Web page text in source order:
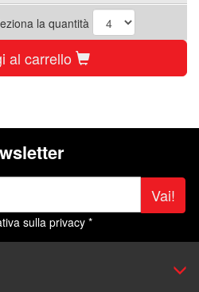
la quantità
al carrello
Vai!
sulla privacy *